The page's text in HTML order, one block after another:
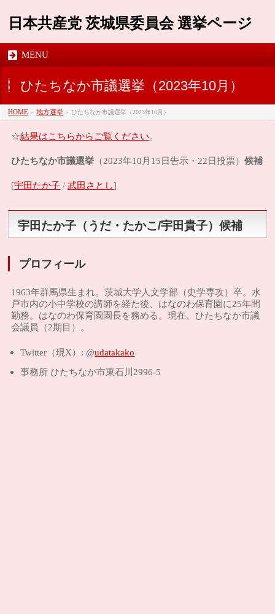
日本共産党 茨城県委員会 選挙ページ
MENU
ひたちなか市議選挙（2023年10月）
HOME » 地方選挙 » ひたちなか市議選挙（2023年10月）
☆結果はこちらからご覧ください。
ひたちなか市議選挙 （2023年10月15日告示・22日投票）候補
[宇田たか子 /武田さとし]
宇田たか子（うだ・たかこ/宇田貴子）候補
プロフィール
1963年群馬県生まれ。茨城大学人文学部（史学専攻）卒。水
戸市内の小中学校の講師を経た後、はなのわ保育園に25年間
勤務。はなのわ保育園園長を務める。現在、ひたちなか市議
会議員（2期目）。
Twitter（現X）: @udatakako
事務所 ひたちなか市東石川2996-5